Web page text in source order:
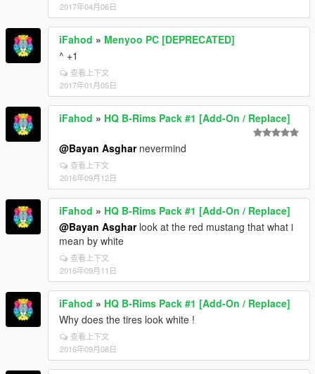
2017年04月06日
iFahod » Menyoo PC [DEPRECATED]
^ +1
查看上下文
2017年01月05日
iFahod » HQ B-Rims Pack #1 [Add-On / Replace]
@Bayan Asgharnevermind
查看上下文
2016年09月12日
iFahod » HQ B-Rims Pack #1 [Add-On / Replace]
@Bayan Asgharlook at the red mustang that what i
mean by white
查看上下文
2016年09月11日
iFahod » HQ B-Rims Pack #1 [Add-On / Replace]
Why does the tires look white !
查看上下文
2016年09月08日